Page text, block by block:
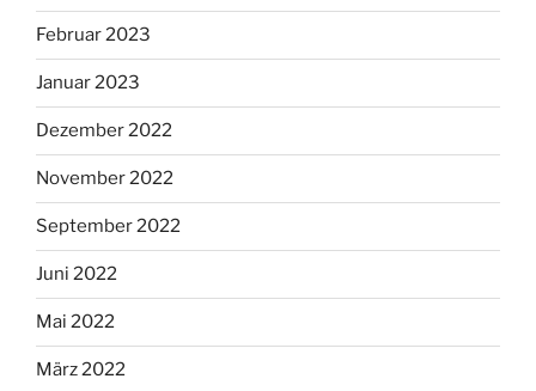
Februar 2023
Januar 2023
Dezember 2022
November 2022
September 2022
Juni 2022
Mai 2022
März 2022